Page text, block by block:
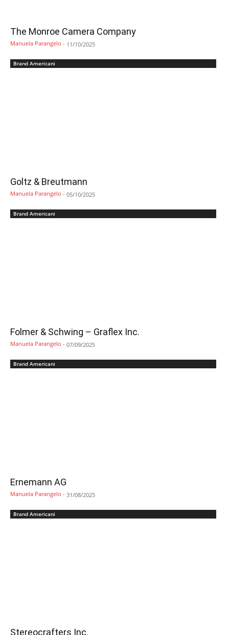
The Monroe Camera Company
Manuela Parangelo - 11/10/2025
Brand Americani
Goltz & Breutmann
Manuela Parangelo - 05/10/2025
Brand Americani
Folmer & Schwing – Graflex Inc.
Manuela Parangelo - 07/09/2025
Brand Americani
Ernemann AG
Manuela Parangelo - 31/08/2025
Brand Americani
Stereocrafters Inc.